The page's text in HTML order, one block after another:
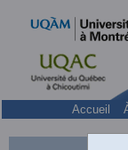
Accueil